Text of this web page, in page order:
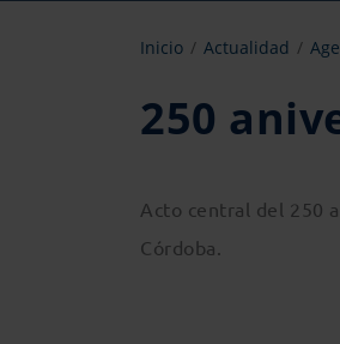
Inicio Actualidad
250
Acto central del 250
Córdoba.